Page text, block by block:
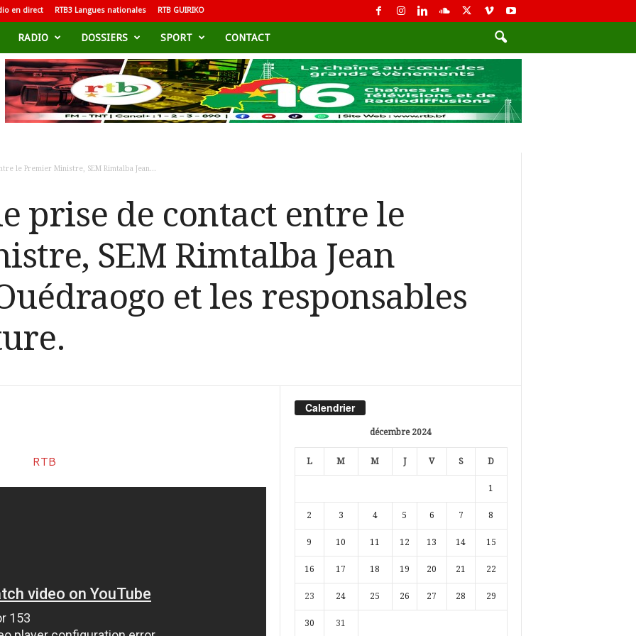
en direct RTB3 Langues nationales RTB GUIRIKO
RADIO DOSSIERS SPORT CONTACT
le Premier Ministre, SEM Rimtalba Jean...
prise de contact entre le
SEM Rimtalba Jean
et les responsables
Calendrier
décembre 2024
L M M J V S D
1
2 3 4 5 6 7 8
9 10 11 12 13 14 15
16 17 18 19 20 21 22
23 24 25 26 27 28 29
30 31